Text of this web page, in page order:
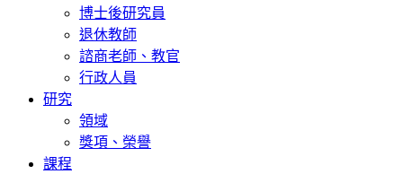
博士後研究員
退休教師
諮商老師、教官
行政人員
研究
領域
獎項、榮譽
課程